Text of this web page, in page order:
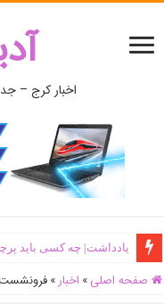
اخبار کرج –
یادداشت| ‌چه کسی باید
صفحه اصلی » اخبار » فرونشست